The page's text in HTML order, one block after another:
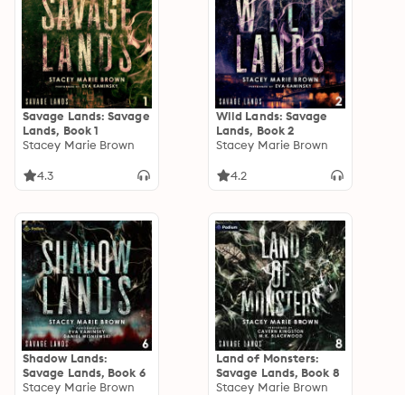
Savage Lands: Savage
Lands, Book 1
Stacey Marie Brown
4.3
Wild Lands: Savage
Lands, Book 2
Stacey Marie Brown
4.2
Shadow Lands:
Savage Lands, Book 6
Stacey Marie Brown
Land of Monsters:
Savage Lands, Book 8
Stacey Marie Brown